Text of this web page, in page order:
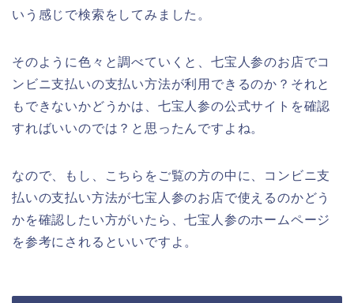
いう感じで検索をしてみました。
そのように色々と調べていくと、七宝人参のお店でコ
ンビニ支払いの支払い方法が利用できるのか？それと
もできないかどうかは、七宝人参の公式サイトを確認
すればいいのでは？と思ったんですよね。
なので、もし、こちらをご覧の方の中に、コンビニ支
払いの支払い方法が七宝人参のお店で使えるのかどう
かを確認したい方がいたら、七宝人参のホームページ
を参考にされるといいですよ。